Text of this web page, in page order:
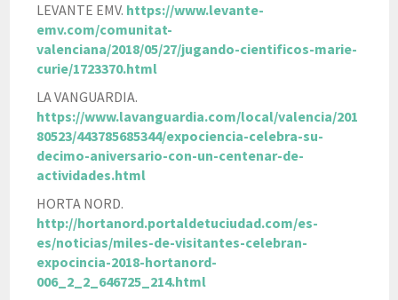
LEVANTE EMV. https://www.levante-
emv.com/comunitat-
valenciana/2018/05/27/jugando-cientificos-marie-
curie/1723370.html
LA VANGUARDIA.
https://www.lavanguardia.com/local/valencia/201
80523/443785685344/expociencia-celebra-su-
decimo-aniversario-con-un-centenar-de-
actividades.html
HORTA NORD.
http://hortanord.portaldetuciudad.com/es-
es/noticias/miles-de-visitantes-celebran-
expocincia-2018-hortanord-
006_2_2_646725_214.html